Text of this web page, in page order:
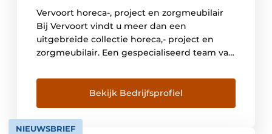
Vervoort horeca-, project en zorgmeubilair
Bij Vervoort vindt u meer dan een
uitgebreide collectie horeca,- project en
zorgmeubilair. Een gespecialiseerd team van
samen met u de omgeving waarin uw
bezoekers, bewoners en werknemers zich
vertrouwd en thuis voelen. Kom onze
uitgebreide collectie bekijken en maak
Bekijk Bedrijfsprofiel
NIEUWSBRIEF